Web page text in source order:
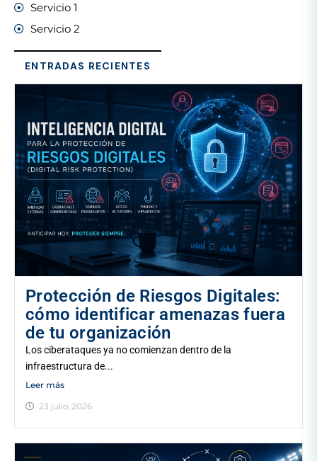
Servicio 1
Servicio 2
ENTRADAS RECIENTES
Protección de Riesgos Digitales:
cómo identificar amenazas fuera
de tu organización
Los ciberataques ya no comienzan dentro de la
infraestructura de...
Leer más
23 julio, 2026